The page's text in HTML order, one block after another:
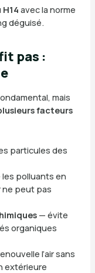
H14 avec la norme
déguisé.
pas :
mais
facteurs
particules des
polluants en
ne peut pas
— évite
organiques
l’air sans
extérieure